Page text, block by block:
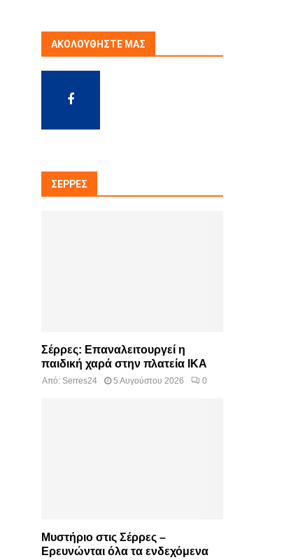
ΑΚΟΛΟΥΘΉΣΤΕ ΜΑΣ
ΣΈΡΡΕΣ
Σέρρες: Επαναλειτουργεί η
παιδική χαρά στην πλατεία ΙΚΑ
Από: Serres24 5 Αυγούστου 2026 0
Μυστήριο στις Σέρρες –
Ερευνώνται όλα τα ενδεχόμενα